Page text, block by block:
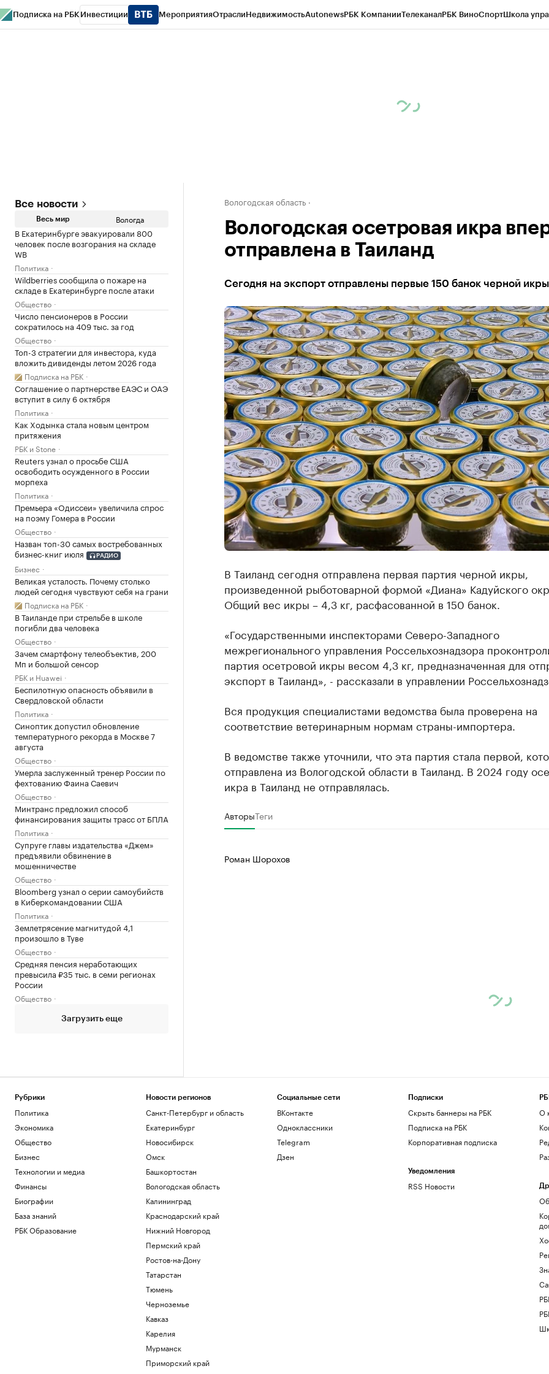
Подписка на РБК Инвестиции МероприятияОтраслиНедвижимостьAutonewsРБК КомпанииТелеканалРБК ВиноСпортШкола
Все новости
Весь мир Вологда
В Екатеринбурге эвакуировали 800
человек после возгорания на складе
WB
Политика
Wildberries сообщила о пожаре на
складе в Екатеринбурге после атаки
Общество
Число пенсионеров в России
сократилось на 409 тыс. за год
Общество
Топ-3 стратегии для инвестора, куда
вложить дивиденды летом 2026 года
Подписка на РБК
Соглашение о партнерстве ЕАЭС и ОАЭ
вступит в силу 6 октября
Политика
Как Ходынка стала новым центром
притяжения
РБК и Stone
Reuters узнал о просьбе США
освободить осужденного в России
морпеха
Политика
Премьера «Одиссеи» увеличила спрос
на поэму Гомера в России
Общество
Назван топ-30 самых востребованных
бизнес-книг июля
РАДИО
Бизнес
Великая усталость. Почему столько
людей сегодня чувствуют себя на грани
Подписка на РБК
В Таиланде при стрельбе в школе
погибли два человека
Общество
Зачем смартфону телеобъектив, 200
Мп и большой сенсор
РБК и Huawei
Беспилотную опасность объявили в
Свердловской области
Политика
Синоптик допустил обновление
температурного рекорда в Москве 7
августа
Общество
Умерла заслуженный тренер России по
фехтованию Фаина Саевич
Общество
Минтранс предложил способ
финансирования защиты трасс от БПЛА
Политика
Супруге главы издательства «Джем»
предъявили обвинение в
мошенничестве
Общество
Bloomberg узнал о серии самоубийств
в Киберкомандовании США
Политика
Землетрясение магнитудой 4,1
произошло в Туве
Общество
Средняя пенсия неработающих
превысила ₽35 тыс. в семи регионах
России
Общество
Загрузить еще
Вологодская область
Вологодская осетровая икра
отправлена в Таиланд
Сегодня на экспорт отправлены первые 150 банок черной икры
В Таиланд сегодня отправлена первая партия черной икры,
произведенной рыботоварной формой «Диана» Кадуйского
Общий вес икры – 4,3 кг, расфасованной в 150 банок.
«Государственными инспекторами Северо-Западного
межрегионального управления Россельхознадзора
партия осетровой икры весом 4,3 кг, предназначенная для
экспорт в Таиланд», - рассказали в управлении
Вся продукция специалистами ведомства была проверена на
соответствие ветеринарным нормам страны-импортера.
В ведомстве также уточнили, что эта партия стала первой,
отправлена из Вологодской области в Таиланд. В 2024 году
икра в Таиланд не отправлялась.
АвторыТеги
Роман Шорохов
Рубрики
Политика
Экономика
Общество
Бизнес
Технологии и медиа
Финансы
Биографии
База знаний
РБК Образование
Новости регионов
Санкт-Петербург и область
Екатеринбург
Новосибирск
Омск
Башкортостан
Вологодская область
Калининград
Краснодарский край
Нижний Новгород
Пермский край
Ростов-на-Дону
Татарстан
Тюмень
Черноземье
Кавказ
Карелия
Мурманск
Приморский край
Социальные сети
ВКонтакте
Одноклассники
Telegram
Дзен
Подписки
Скрыть баннеры на РБК
Подписка на РБК
Корпоративная подписка
Уведомления
RSS Новости
О